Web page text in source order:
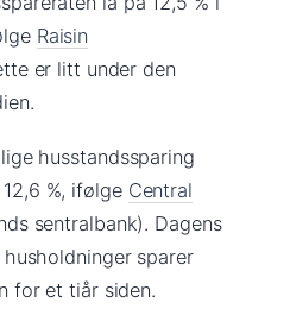
Raisin
er litt under den
husstandssparing
%, ifølge Central
sentralbank). Dagens
sparer
for et tiår siden.